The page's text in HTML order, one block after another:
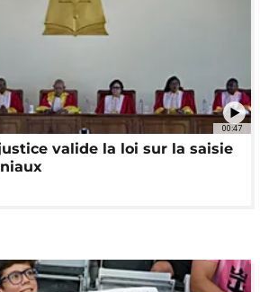
00:47
valide la loi sur la saisie